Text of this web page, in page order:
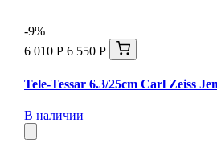
-9%
6 010 Р 6 550 Р
Tele-Tessar 6.3/25cm Carl Zeiss
В наличии